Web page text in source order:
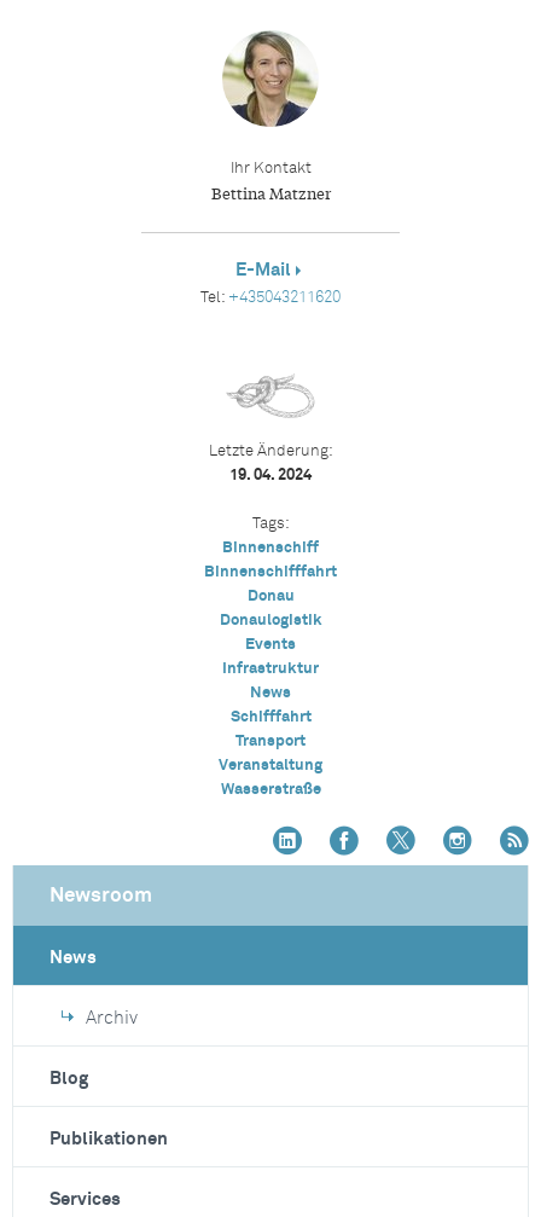
Ihr Kontakt
Bettina Matzner
E-Mail
Tel: +435043211620
Letzte Änderung:
19. 04. 2024
Tags:
Binnenschiff
Binnenschifffahrt
Donau
Donaulogistik
Events
Infrastruktur
News
Schifffahrt
Transport
Veranstaltung
Wasserstraße
Newsroom
News
Archiv
Blog
Publikationen
Services